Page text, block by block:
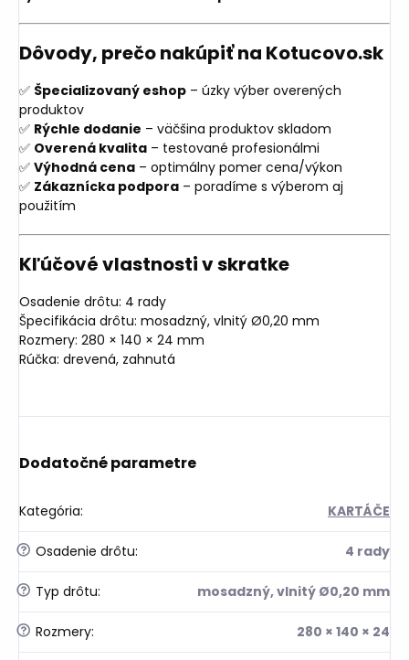
Dôvody, prečo nakúpiť na Kotucovo.sk
✅ Špecializovaný eshop – úzky výber overených
produktov
✅ Rýchle dodanie – väčšina produktov skladom
✅ Overená kvalita – testované profesionálmi
✅ Výhodná cena – optimálny pomer cena/výkon
✅ Zákaznícka podpora – poradíme s výberom aj
použitím
Kľúčové vlastnosti v skratke
Osadenie drôtu: 4 rady
Špecifikácia drôtu: mosadzný, vlnitý Ø0,20 mm
Rozmery: 280 × 140 × 24 mm
Rúčka: drevená, zahnutá
Dodatočné parametre
Kategória: KARTÁČE
? Osadenie drôtu: 4 rady
? Typ drôtu: mosadzný, vlnitý Ø0,20 mm
? Rozmery: 280 × 140 × 24